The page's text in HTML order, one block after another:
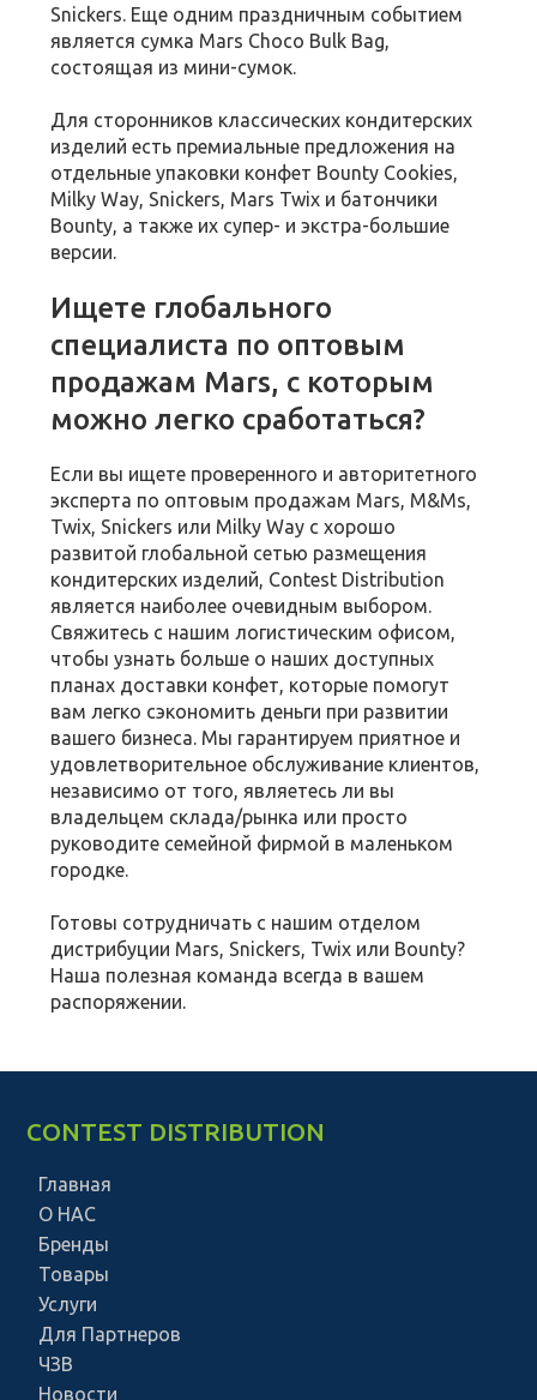
Snickers. Еще одним праздничным событием
является сумка Mars Choco Bulk Bag,
состоящая из мини-сумок.
Для сторонников классических кондитерских
изделий есть премиальные предложения на
отдельные упаковки конфет Bounty Cookies,
Milky Way, Snickers, Mars Twix и батончики
Bounty, а также их супер- и экстра-большие
версии.
Ищете глобального
специалиста по оптовым
продажам Mars, с которым
можно легко сработаться?
Если вы ищете проверенного и авторитетного
эксперта по оптовым продажам Mars, M&Ms,
Twix, Snickers или Milky Way с хорошо
развитой глобальной сетью размещения
кондитерских изделий, Contest Distribution
является наиболее очевидным выбором.
Свяжитесь с нашим логистическим офисом,
чтобы узнать больше о наших доступных
планах доставки конфет, которые помогут
вам легко сэкономить деньги при развитии
вашего бизнеса. Мы гарантируем приятное и
удовлетворительное обслуживание клиентов,
независимо от того, являетесь ли вы
владельцем склада/рынка или просто
руководите семейной фирмой в маленьком
городке.
Готовы сотрудничать с нашим отделом
дистрибуции Mars, Snickers, Twix или Bounty?
Наша полезная команда всегда в вашем
распоряжении.
CONTEST DISTRIBUTION
Главная
О НАС
Бренды
Товары
Услуги
Для Партнеров
ЧЗВ
Новости